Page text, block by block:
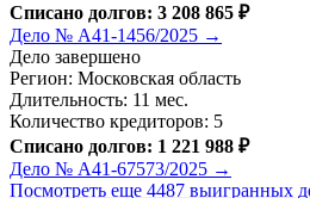
Списано долгов: 3 208 865 ₽
Дело № А41-1456/2025 →
Дело завершено
Регион: Московская область
Длительность: 11 мес.
Количество кредиторов: 5
Списано долгов: 1 221 988 ₽
Дело № А41-67573/2025 →
Посмотреть еще 4487 выигранных